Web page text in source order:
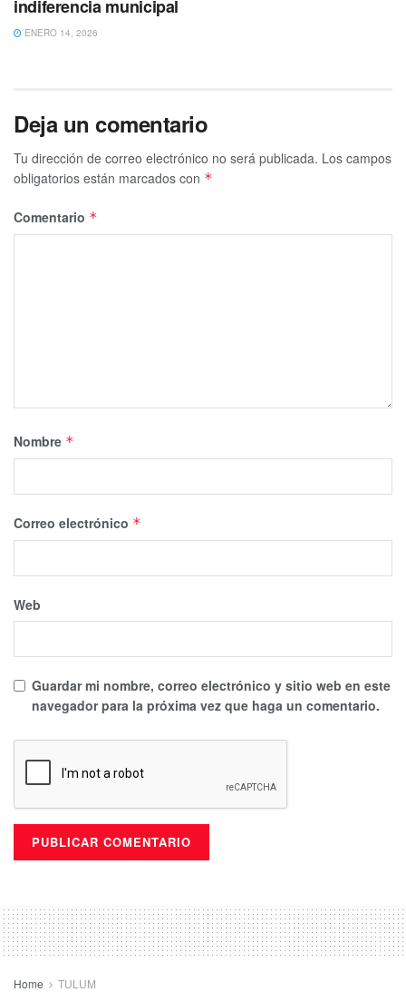
indiferencia municipal
ENERO 14, 2026
Deja un comentario
Tu dirección de correo electrónico no será publicada. Los campos
obligatorios están marcados con *
Comentario *
Nombre *
Correo electrónico *
Web
Guardar mi nombre, correo electrónico y sitio web en este
navegador para la próxima vez que haga un comentario.
Home TULUM